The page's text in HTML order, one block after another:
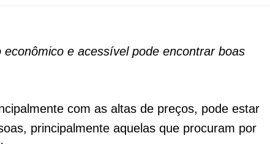
e acessível pode encontrar boas
com as altas de preços, pode estar
principalmente aquelas que procuram por